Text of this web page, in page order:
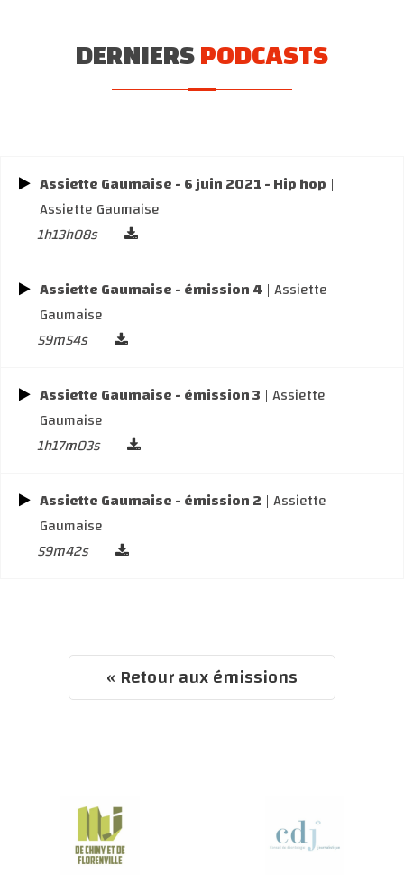
DERNIERSPODCASTS
Assiette Gaumaise - 6 juin 2021 - Hip hop |
Assiette Gaumaise
1h13h08s
Assiette Gaumaise - émission 4 | Assiette
Gaumaise
59m54s
Assiette Gaumaise - émission 3 | Assiette
Gaumaise
1h17m03s
Assiette Gaumaise - émission 2 | Assiette
Gaumaise
59m42s
« Retour aux émissions